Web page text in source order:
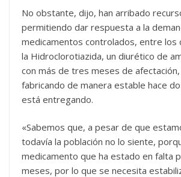
No obstante, dijo, han arribado
permitiendo dar respuesta a la
medicamentos controlados, entre los
la Hidroclorotiazida, un diurético de
con más de tres meses de
fabricando de manera estable hace
está entregando.
«Sabemos que, a pesar de que
todavía la población no lo siente,
medicamento que ha estado en falta
meses, por lo que se necesita